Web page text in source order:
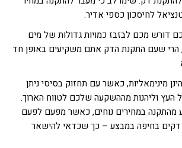
לחיסכון כספי אדיר.
דורש מכם לבזבז כמויות גדולות של מים
הרי שעם התקנת הדק אתם משקיעים באופן חד
מינימאליות, כאשר עם תחזוק בסיסי ניתן
העץ וליהנות מההשקעה שלכם לטווח הארוך.
מהתקנה במחירים נוחים, כאשר מפעם לפעם
דקים בחיפה במבצע – כך שכדאי להישאר